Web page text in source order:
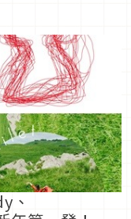
、